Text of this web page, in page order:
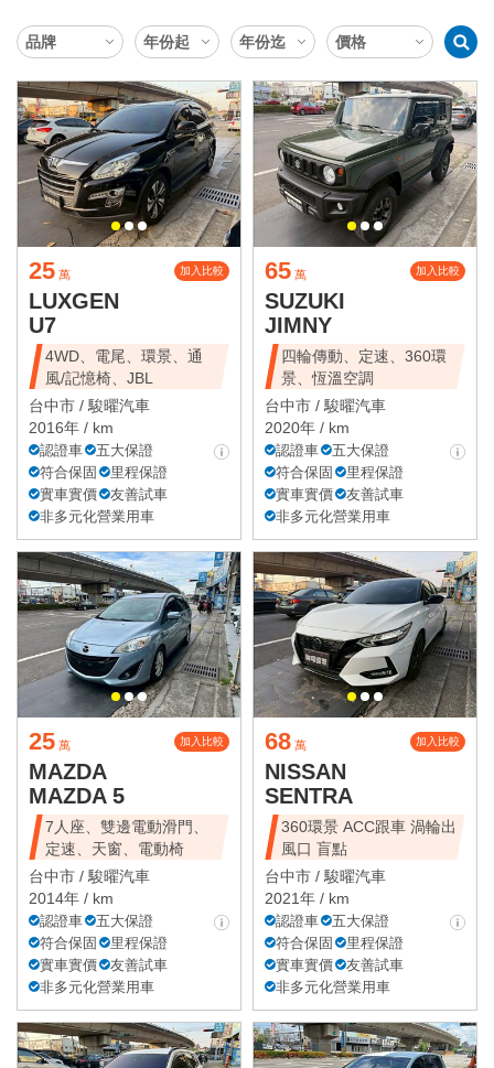
25 萬 加入比較
LUXGEN
U7
4WD、電尾、環景、通
風/記憶椅、JBL
台中市 / 駿曜汽車
2016年 / km
認證車
五大保證
符合保固
里程保證
實車實價
友善試車
非多元化營業用車
65 萬 加入比較
SUZUKI
JIMNY
四輪傳動、定速、360環
景、恆溫空調
台中市 / 駿曜汽車
2020年 / km
認證車
五大保證
符合保固
里程保證
實車實價
友善試車
非多元化營業用車
25 萬 加入比較
MAZDA
MAZDA 5
7人座、雙邊電動滑門、
定速、天窗、電動椅
台中市 / 駿曜汽車
2014年 / km
認證車
五大保證
符合保固
里程保證
實車實價
友善試車
非多元化營業用車
68 萬 加入比較
NISSAN
SENTRA
360環景 ACC跟車 渦輪出
風口 盲點
台中市 / 駿曜汽車
2021年 / km
認證車
五大保證
符合保固
里程保證
實車實價
友善試車
非多元化營業用車